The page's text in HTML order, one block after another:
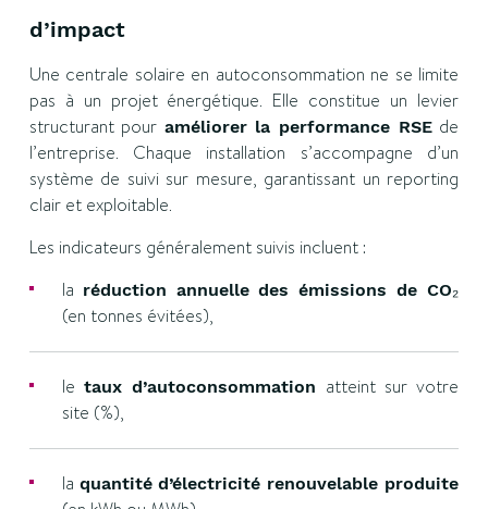
d’impact
Une centrale solaire en autoconsommation ne se limite
pas à un projet énergétique. Elle constitue un levier
structurant pour améliorer la performance RSEde
l’entreprise. Chaque installation s’accompagne d’un
système de suivi sur mesure, garantissant un reporting
clair et exploitable.
Les indicateurs généralement suivis incluent :
la réduction annuelle des émissions de CO₂
(en tonnes évitées),
letaux d’autoconsommation atteint sur votre
site (%),
la quantité d’électricité renouvelable produite